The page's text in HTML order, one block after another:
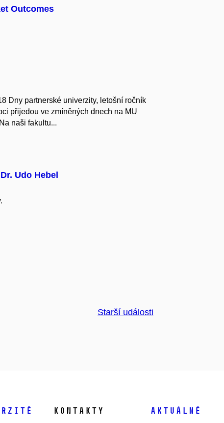
Outcomes
Dny partnerské univerzity, letošní ročník
přijedou ve zmíněných dnech na MU
naši fakultu...
Udo Hebel
Starší události
Kontakty Aktuálně